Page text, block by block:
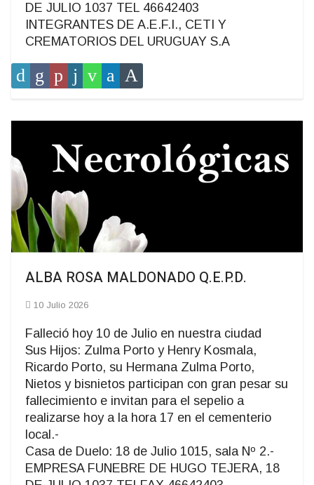
DE JULIO 1037 TEL 46642403
INTEGRANTES DE A.E.F.I., CETI Y
CREMATORIOS DEL URUGUAY S.A
ALBA ROSA MALDONADO Q.E.P.D.
10 Julio 2026
Falleció hoy 10 de Julio en nuestra ciudad
Sus Hijos: Zulma Porto y Henry Kosmala,
Ricardo Porto, su Hermana Zulma Porto,
Nietos y bisnietos participan con gran pesar su
fallecimiento e invitan para el sepelio a
realizarse hoy a la hora 17 en el cementerio
local.-
Casa de Duelo: 18 de Julio 1015, sala Nº 2.-
EMPRESA FUNEBRE DE HUGO TEJERA, 18